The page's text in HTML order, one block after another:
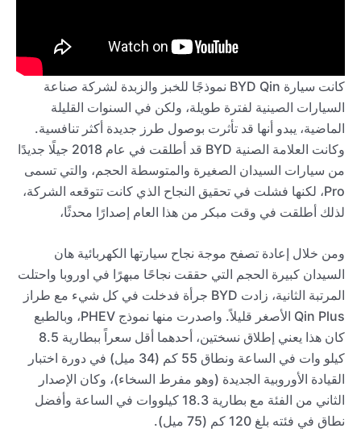
كانت سيارة BYD Qin نموذجًا للخبز والزبدة لشركة صناعة
السيارات الصينية لفترة طويلة، ولكن في السنوات القليلة
الماضية، يبدو أنها قد تأثرت بوصول طرز جديدة أكثر تنافسية.
وكانت العلامة الصنية BYD قد أطلقت في عام 2018 جيلًا جديدًا
من سيارات السيدان الصغيرة والمتوسطة الحجم، والتي تسمى
Pro، لكنها فشلت في تحقيق النجاح الذي كانت تتوقعه الشركة،
لذلك أطلقت في وقت مبكر من هذا العام إصدارًا محدثًا،
ومن خلال إعادة تصفح موجة نجاح سيارتها الكهربائية هان
السيدان كبيرة الحجم التي حققت نجاحًا مبهرًا في اوروبا واحتلت
المرتبة الثانية، زادت BYD جرأة فدخلت في كل شيء مع طراز
Qin Plus الأصغر قليلاً. واصدرت منها نموذج PHEV، وبالطبع
كان هذا يعني إطلاق نسختين، أحدهما أقل سعراً ببطارية 8.5
كيلو وات في الساعة ونطاق 55 كم (34 ميل) في دورة اختبار
القيادة الأوروبية الجديدة (وهو مفرط السخاء)، وكان الإصدار
الثاني من الفئة مع بطارية 18.3 كيلووات في الساعة وأفضل
نطاق في فئته بلغ 120 كم (75 ميل).